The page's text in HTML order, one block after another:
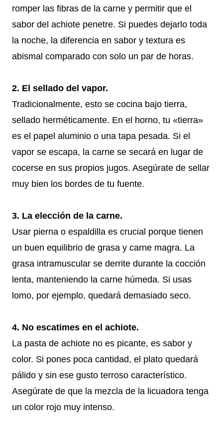
romper las fibras de la carne y permitir que el
sabor del achiote penetre. Si puedes dejarlo toda
la noche, la diferencia en sabor y textura es
abismal comparado con solo un par de horas.
2. El sellado del vapor.
Tradicionalmente, esto se cocina bajo tierra,
sellado herméticamente. En el horno, tu «tierra»
es el papel aluminio o una tapa pesada. Si el
vapor se escapa, la carne se secará en lugar de
cocerse en sus propios jugos. Asegúrate de sellar
muy bien los bordes de tu fuente.
3. La elección de la carne.
Usar pierna o espaldilla es crucial porque tienen
un buen equilibrio de grasa y carne magra. La
grasa intramuscular se derrite durante la cocción
lenta, manteniendo la carne húmeda. Si usas
lomo, por ejemplo, quedará demasiado seco.
4. No escatimes en el achiote.
La pasta de achiote no es picante, es sabor y
color. Si pones poca cantidad, el plato quedará
pálido y sin ese gusto terroso característico.
Asegúrate de que la mezcla de la licuadora tenga
un color rojo muy intenso.